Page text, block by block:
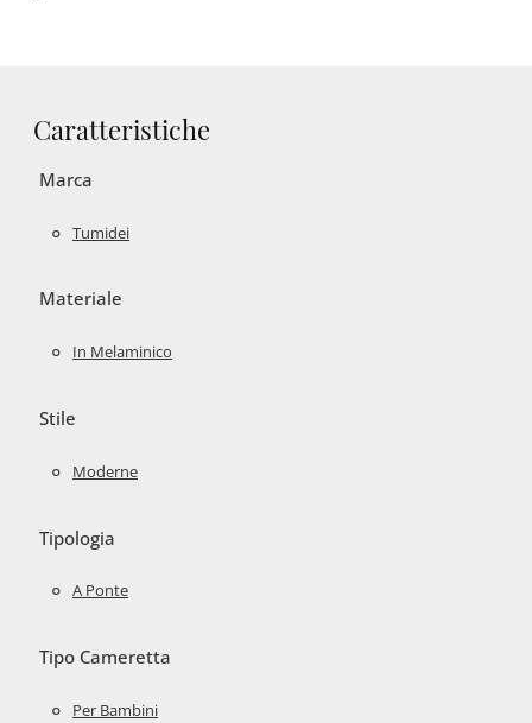
Caratteristiche
Marca
Tumidei
Materiale
In Melaminico
Stile
Moderne
Tipologia
A Ponte
Tipo Cameretta
Per Bambini